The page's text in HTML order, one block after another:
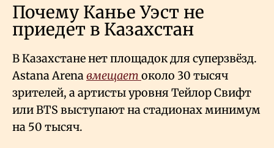
Почему Канье Уэст не
приедет в Казахстан
В Казахстане нет площадок для суперзвёзд.
Astana Arenaвмещает около 30 тысяч
зрителей, а артисты уровня Тейлор Свифт
или BTS выступают на стадионах минимум
на 50 тысяч.